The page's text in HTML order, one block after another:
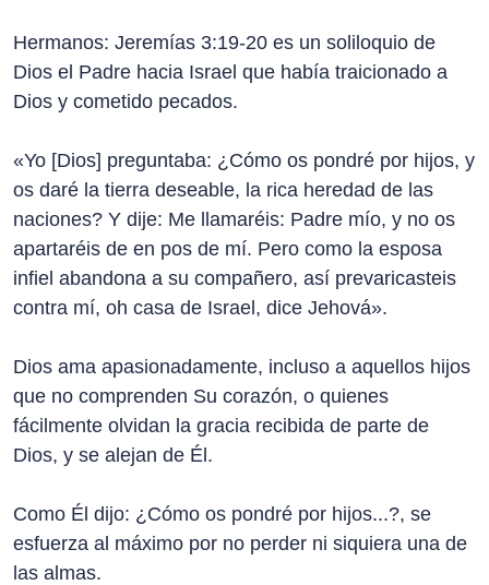
Hermanos: Jeremías 3:19-20 es un soliloquio de
Dios el Padre hacia Israel que había traicionado a
Dios y cometido pecados.
«Yo [Dios] preguntaba: ¿Cómo os pondré por hijos, y
os daré la tierra deseable, la rica heredad de las
naciones? Y dije: Me llamaréis: Padre mío, y no os
apartaréis de en pos de mí. Pero como la esposa
infiel abandona a su compañero, así prevaricasteis
contra mí, oh casa de Israel, dice Jehová».
Dios ama apasionadamente, incluso a aquellos hijos
que no comprenden Su corazón, o quienes
fácilmente olvidan la gracia recibida de parte de
Dios, y se alejan de Él.
Como Él dijo: ¿Cómo os pondré por hijos...?, se
esfuerza al máximo por no perder ni siquiera una de
las almas.